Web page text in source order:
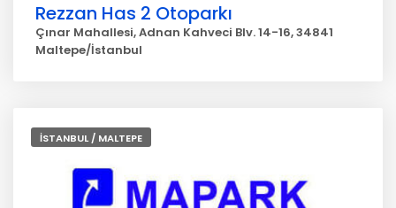
Rezzan Has 2 Otoparkı
Çınar Mahallesi, Adnan Kahveci Blv. 14-16, 34841
Maltepe/İstanbul
İSTANBUL / MALTEPE